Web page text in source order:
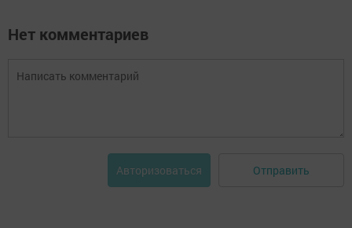
Нет комментариев
Авторизоваться Отправить